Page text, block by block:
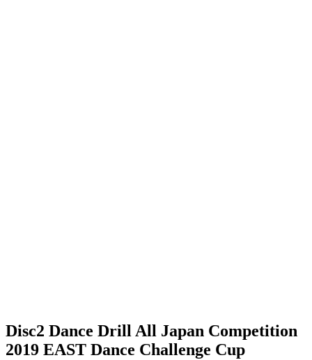
Disc2 Dance Drill All Japan Competition
2019 EAST Dance Challenge Cup